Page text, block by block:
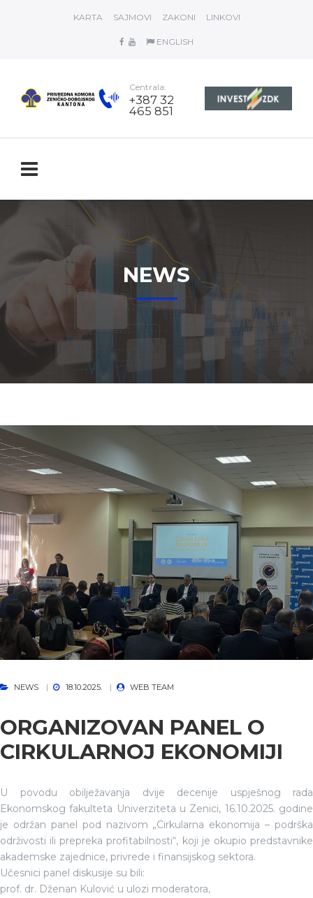
KARTA SAJMOVI ZAKONI LINKOVI
ENGLISH
Centrala:
+387 32
465 851
NEWS
NEWS 18.10.2025. WEB TEAM
ORGANIZOVAN PANEL O
CIRKULARNOJ EKONOMIJI
U povodu obilježavanja dvije decenije uspješnog rada
Ekonomskog fakulteta Univerziteta u Zenici, 16.10.2025. godine
je održan panel pod nazivom „Cirkularna ekonomija – podrška
održivosti ili prepreka profitabilnosti“, koji je okupio predstavnike
akademske zajednice, privrede i finansijskog sektora.
Učesnici panel diskusije su bili:
prof. dr. Dženan Kulović u ulozi moderatora,